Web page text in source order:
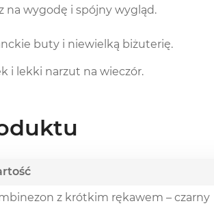
na wygodę i spójny wygląd.
buty i niewielką biżuterię.
i lekki narzut na wieczór.
z krótkim rękawem – czarny